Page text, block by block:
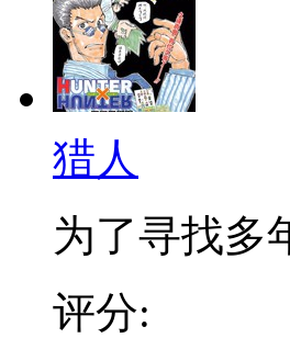
猎人
为了寻找多
评分: